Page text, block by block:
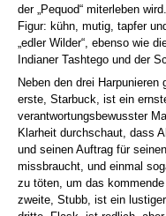
der „Pequod“ miterleben
Figur: kühn, mutig, tapfer
„edler Wilder“, ebenso wie
Indianer Tashtego und der
Neben den drei
erste, Starbuck, ist ein
verantwortungsbewusster
Klarheit durchschaut, dass
und seinen Auftrag für
missbraucht, und einmal
zu töten, um das
zweite, Stubb, ist ein